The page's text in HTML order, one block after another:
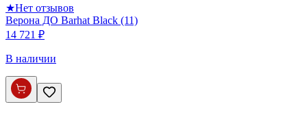
★Нет отзывов
Верона ДО Barhat Black (11)
14 721 ₽
В наличии